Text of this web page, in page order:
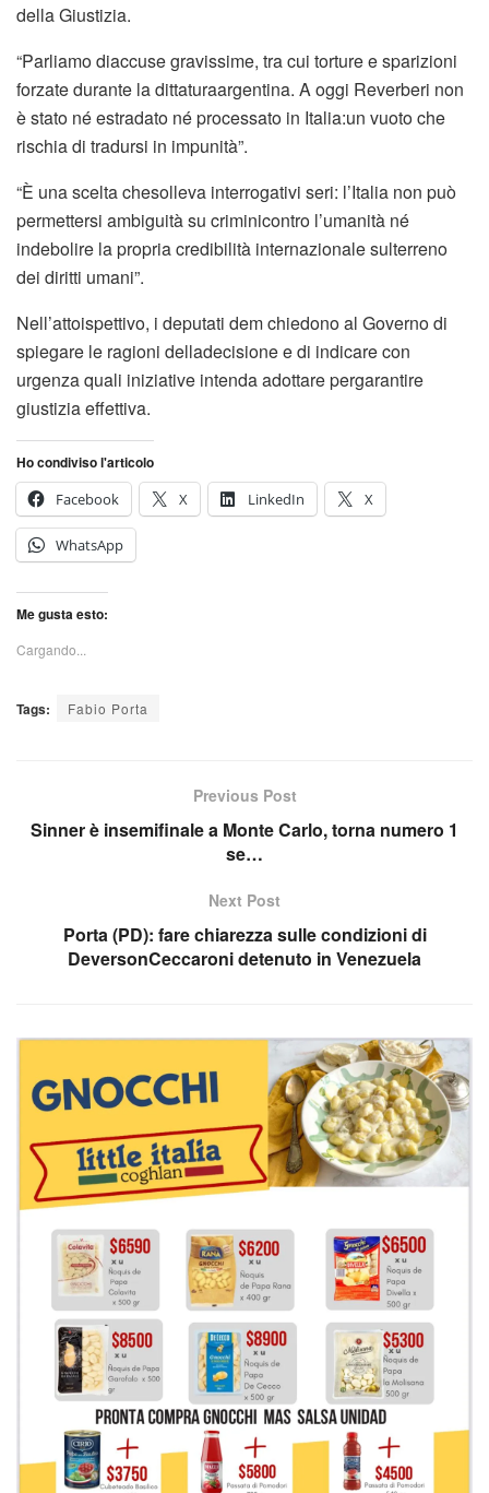
della Giustizia.
“Parliamo diaccuse gravissime, tra cui torture e sparizioni
forzate durante la dittaturaargentina. A oggi Reverberi non
è stato né estradato né processato in Italia:un vuoto che
rischia di tradursi in impunità”.
“È una scelta chesolleva interrogativi seri: l’Italia non può
permettersi ambiguità su criminicontro l’umanità né
indebolire la propria credibilità internazionale sulterreno
dei diritti umani”.
Nell’attoispettivo, i deputati dem chiedono al Governo di
spiegare le ragioni delladecisione e di indicare con
urgenza quali iniziative intenda adottare pergarantire
giustizia effettiva.
Ho condiviso l'articolo
Facebook
X LinkedIn X
WhatsApp
Me gusta esto:
Cargando...
Tags: Fabio Porta
Previous Post
Sinner è insemifinale a Monte Carlo, torna numero 1
se…
Next Post
Porta (PD): fare chiarezza sulle condizioni di
DeversonCeccaroni detenuto in Venezuela